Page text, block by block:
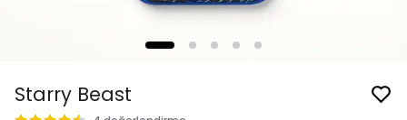
Starry Beast